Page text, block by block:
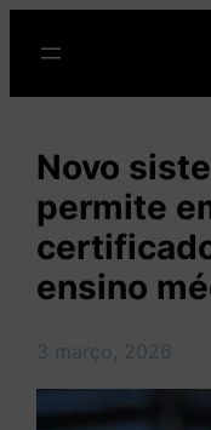
para
o
Novo
permite
ensino
3 março, 2026